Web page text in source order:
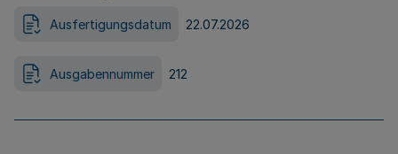
Ausfertigungsdatum 22.07.2026
Ausgabennummer 212